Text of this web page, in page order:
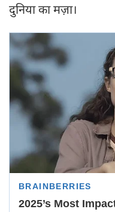
दुनिया का मज़ा।